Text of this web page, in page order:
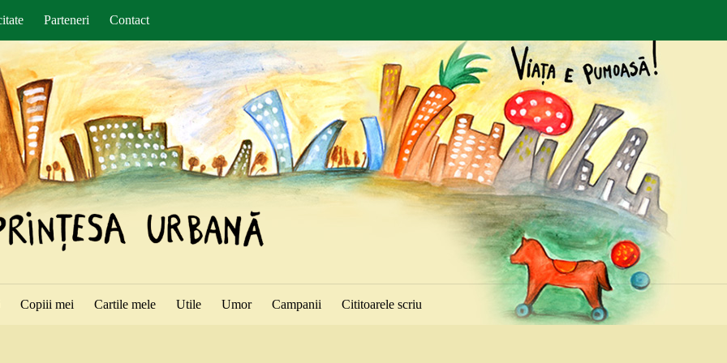
Parteneri Contact
Copiii mei Cartile mele Utile Umor Campanii Cititoarele scriu